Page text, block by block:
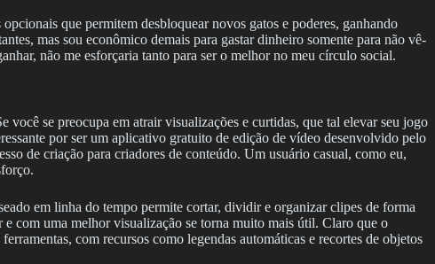
que permitem desbloquear novos gatos e poderes, ganhando
mas sou econômico demais para gastar dinheiro somente para não vê-
não me esforçaria tanto para ser o melhor no meu círculo social.
você se preocupa em atrair visualizações e curtidas, que tal elevar seu jogo
por ser um aplicativo gratuito de edição de vídeo desenvolvido pelo
de criação para criadores de conteúdo. Um usuário casual, como eu,
em linha do tempo permite cortar, dividir e organizar clipes de forma
com uma melhor visualização se torna muito mais útil. Claro que o
com recursos como legendas automáticas e recortes de objetos